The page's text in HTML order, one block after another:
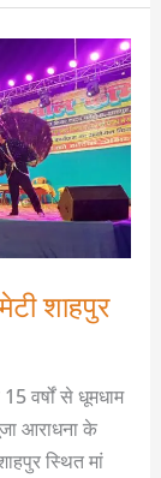
शाहपुर
वर्षों से धूमधाम
आराधना के
स्थित मां